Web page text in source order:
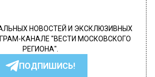
НОВОСТЕЙ И ЭКСКЛЮЗИВНЫХ
КАНАЛЕ "ВЕСТИ МОСКОВСКОГО
РЕГИОНА".
ПОДПИШИСЬ!